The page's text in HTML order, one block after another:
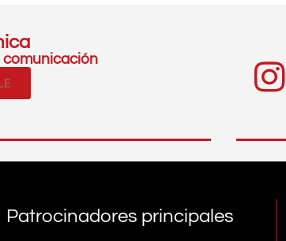
comunicación
Patrocinadores principales